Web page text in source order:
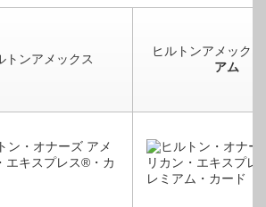
トンアメックス
ヒルトンアメックス
アム